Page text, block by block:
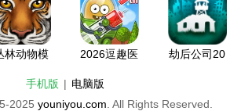
全新版本
入口下载安
装
林动物模
锁版2026
2026逗趣医
无限钻石下
劫后公司20
手机版 | 电脑版
2025 youniyou.com . All Rights Reserved.